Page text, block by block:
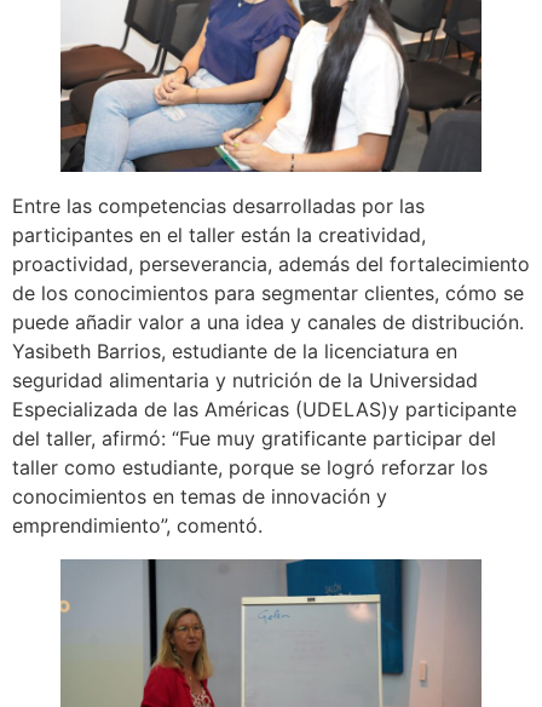
Entre las competencias desarrolladas por las
participantes en el taller están la creatividad,
proactividad, perseverancia, además del fortalecimiento
de los conocimientos para segmentar clientes, cómo se
puede añadir valor a una idea y canales de distribución.
Yasibeth Barrios, estudiante de la licenciatura en
seguridad alimentaria y nutrición de la Universidad
Especializada de las Américas (UDELAS)y participante
del taller, afirmó: “Fue muy gratificante participar del
taller como estudiante, porque se logró reforzar los
conocimientos en temas de innovación y
emprendimiento”, comentó.